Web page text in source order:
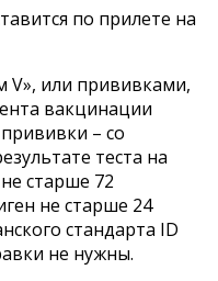
по прилете на
V», или прививками,
вакцинации
– со
теста на
старше 72
не старше 24
стандарта ID
не нужны.